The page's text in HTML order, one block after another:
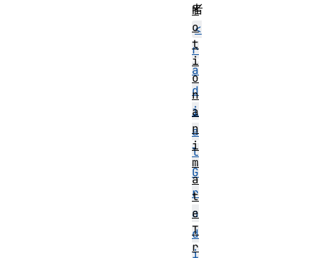
者
<
r
a
d
i
a
l
G
r
a
d
i
M
o
t
i
o
n
a
n
i
m
a
t
e
T
r